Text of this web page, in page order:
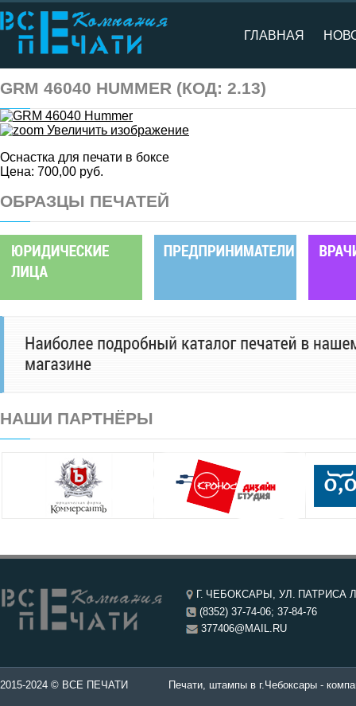
ГЛАВНАЯ
GRM 46040 HUMMER (КОД: 2.13)
Увеличить изображение
Оснастка для печати в боксе
Цена: 700,00 руб.
ОБРАЗЦЫ ПЕЧАТЕЙ
НАШИ ПАРТНЁРЫ
Г. ЧЕБОКСАРЫ, УЛ. ПАТРИСА
(8352) 37-74-06; 37-84-76
377406@MAIL.RU
в Чебоксары. Печати, штампы в г.Чебоксары -
2015-2024 © ВСЕ ПЕЧАТИ